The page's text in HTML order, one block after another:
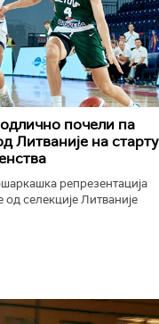
почели па
Литваније на старту
репрезентација
од селекције Литваније